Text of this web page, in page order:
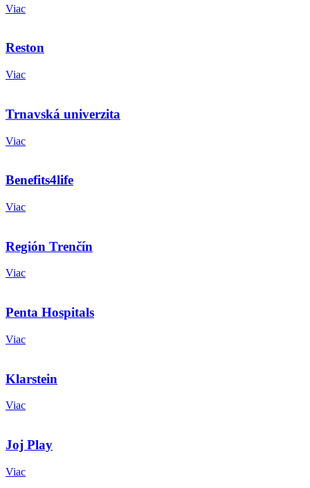
Viac
Reston
Viac
Trnavská univerzita
Viac
Benefits4life
Viac
Región Trenčín
Viac
Penta Hospitals
Viac
Klarstein
Viac
Joj Play
Viac